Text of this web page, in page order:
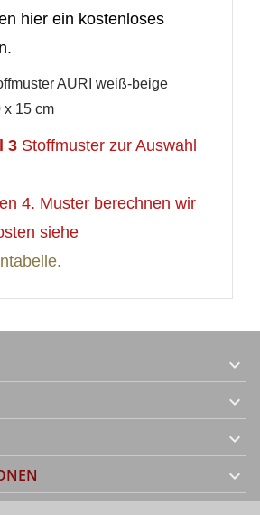
hier ein kostenloses
AURI weiß-beige
x 15 cm
3 Stoffmuster zur Auswahl
4. Muster berechnen wir
siehe



